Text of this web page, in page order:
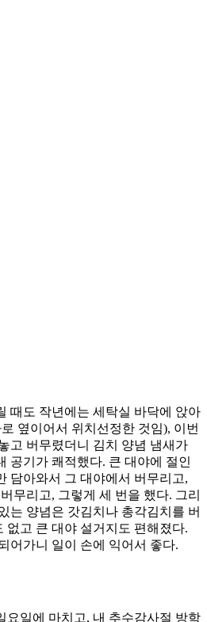
때도 작년에는 세탁실 바닥에 앉아
옆이어서 위치선정한 것임), 이번
고 버무렸더니 김치 양념 냄새가
공기가 쾌적했다. 큰 대야에 절인
담아와서 그 대야에서 버무리고,
무리고, 그렇게 세 번을 했다. 그리
는 양념은 갓김치나 총각김치를 버
없고 큰 대야 설거지도 편해졌다.
어가니 일이 손에 익어서 좋다.
요일에 마치고, 내 추수감사절 방학